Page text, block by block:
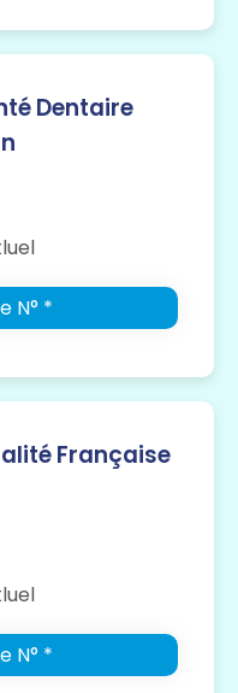
Dentaire
N° *
Française
N° *